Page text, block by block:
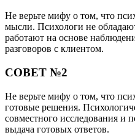
Не верьте мифу о том, что
мысли. Психологи не
работают на основе
разговоров с клиентом.
СОВЕТ №2
Не верьте мифу о том, что
готовые решения.
совместного исследования и
выдача готовых ответов.